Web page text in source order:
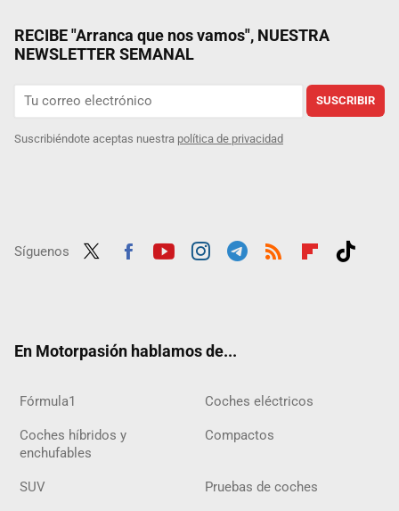
RECIBE "Arranca que nos vamos", NUESTRA
NEWSLETTER SEMANAL
SUSCRIBIR
Suscribiéndote aceptas nuestra política de privacidad
Síguenos
En Motorpasión hablamos de...
Fórmula1 Coches eléctricos
Coches híbridos y
enchufables
Compactos
SUV Pruebas de coches